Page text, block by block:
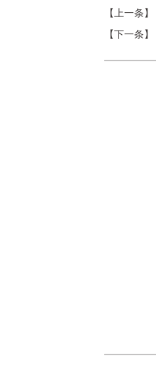
【上一条】
【下一条】